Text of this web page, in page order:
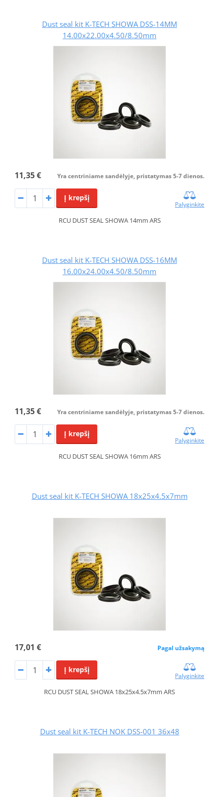
Dust seal kit K-TECH SHOWA DSS-14MM
14.00x22.00x4.50/8.50mm
11,35 € Yra centriniame sandėlyje, pristatymas 5-7 dienos.
Į krepšį
Palyginkite
RCU DUST SEAL SHOWA 14mm ARS
Dust seal kit K-TECH SHOWA DSS-16MM
16.00x24.00x4.50/8.50mm
11,35 € Yra centriniame sandėlyje, pristatymas 5-7 dienos.
Į krepšį
Palyginkite
RCU DUST SEAL SHOWA 16mm ARS
Dust seal kit K-TECH SHOWA 18x25x4.5x7mm
17,01 € Pagal užsakymą
Į krepšį
Palyginkite
RCU DUST SEAL SHOWA 18x25x4.5x7mm ARS
Dust seal kit K-TECH NOK DSS-001 36x48